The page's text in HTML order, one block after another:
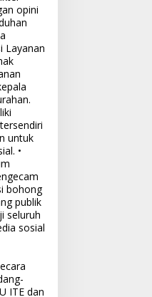
opini
Layanan
untuk
•
bohong
publik
seluruh
sosial
ITE dan